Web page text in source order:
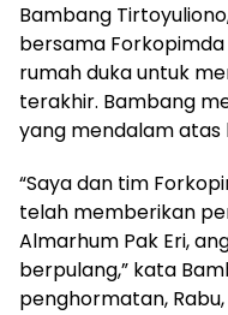
Bambang
bersama
rumah duka untuk
terakhir. Bambang
yang mendalam atas
“Saya dan tim
telah memberikan
Almarhum Pak Eri,
berpulang,” kata
penghormatan, Rabu,